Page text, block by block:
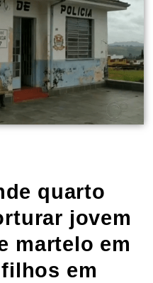
quarto
jovem
martelo em
em